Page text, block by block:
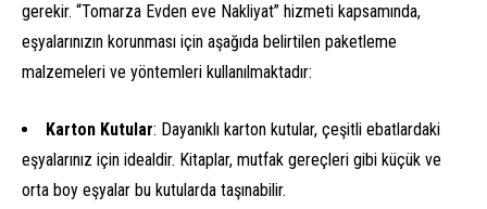
gerekir. “Tomarza Evden eve Nakliyat” hizmeti kapsamında,
eşyalarınızın korunması için aşağıda belirtilen paketleme
malzemeleri ve yöntemleri kullanılmaktadır:
Karton Kutular: Dayanıklı karton kutular, çeşitli ebatlardaki
eşyalarınız için idealdir. Kitaplar, mutfak gereçleri gibi küçük ve
orta boy eşyalar bu kutularda taşınabilir.